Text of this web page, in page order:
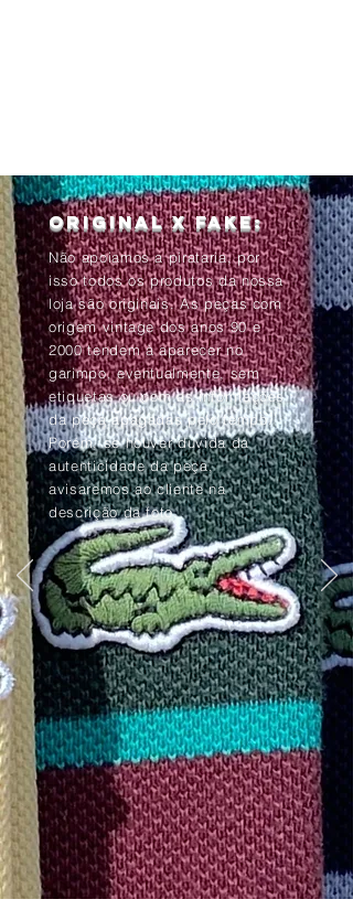
Original x Fake:
Não apoiamos a pirataria, por
isso todos os produtos da nossa
loja são originais. As peças com
origem vintage dos anos 90 e
2000 tendem à aparecer no
garimpo, eventualmente, sem
etiquetas ou com as informações
da peça apagadas pelo tempo.
Porém, se houver dúvida da
autenticidade da peça,
avisaremos ao cliente na
descrição da foto.